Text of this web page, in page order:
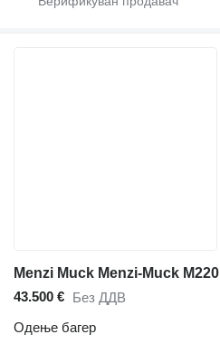
Menzi Muck Menzi-Muck M220
43.500 € Без ДДВ
Одење багер